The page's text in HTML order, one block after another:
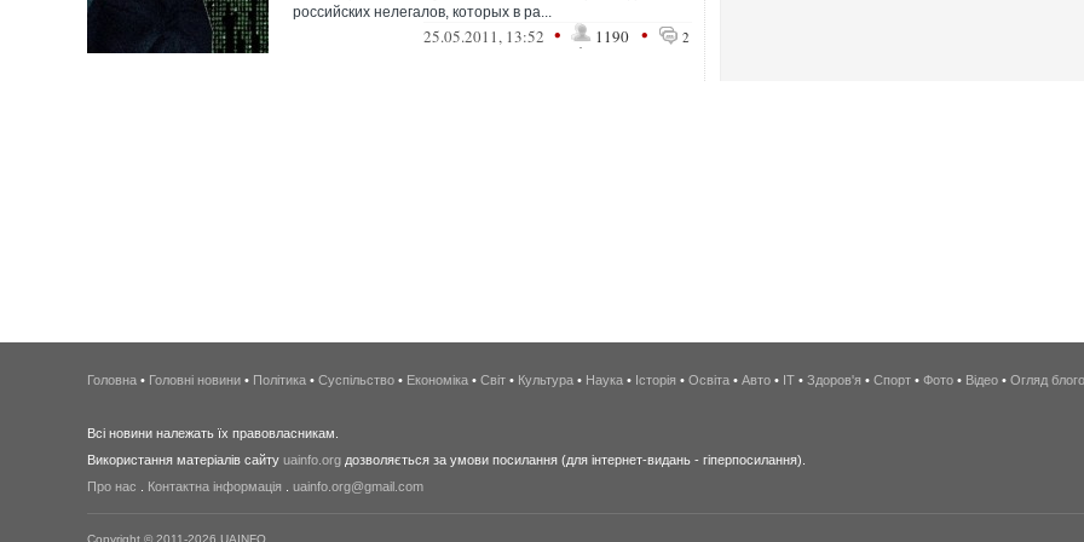
российских нелегалов, которых в ра...
25.05.2011, 13:52 • 1190 • 2
Головна • Головні новини • Політика • Суспільство • Економіка • Світ • Культура • Наука • Історія • Освіта • Авто • IT • Здоров'я • Спорт • Фото • Відео • Огляд
Всі новини належать їх правовласникам.
Використання матеріалів сайту uainfo.org дозволяється за умови посилання (для інтернет-видань - гіперпосилання).
Про нас
Контактна інформація uainfo.org@gmail.com
Copyright © 2011-2026 UAINFO.